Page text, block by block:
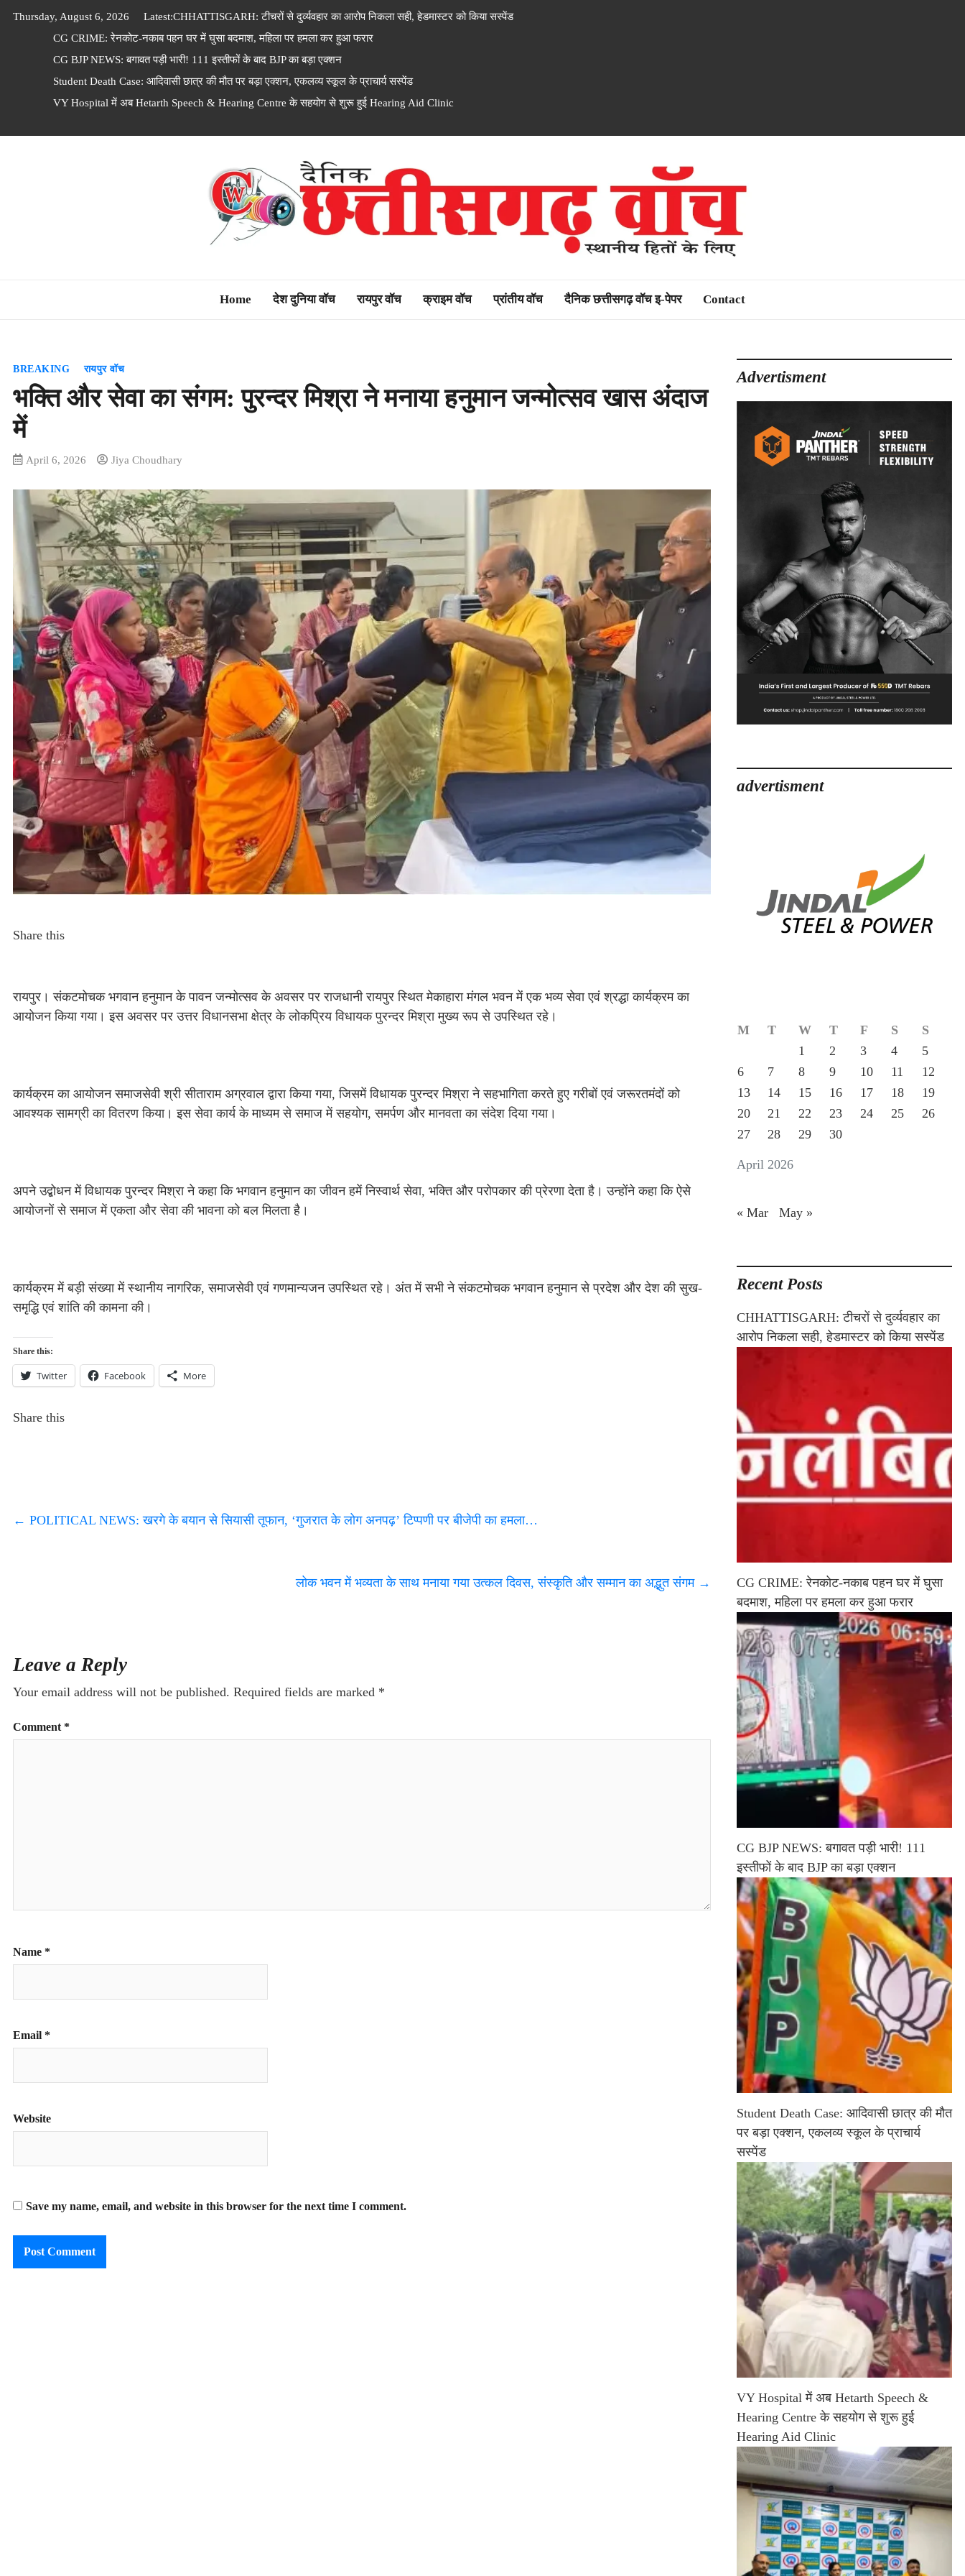
Thursday, August 6, 2026 Latest:CHHATTISGARH: टीचरों से दुर्व्यवहार का आरोप निकला सही, हेडमास्टर को किया सस्पेंड
CG CRIME: रेनकोट-नकाब पहन घर में घुसा बदमाश, महिला पर हमला कर हुआ फरार
CG BJP NEWS: बगावत पड़ी भारी! 111 इस्तीफों के बाद BJP का बड़ा एक्शन
Student Death Case: आदिवासी छात्र की मौत पर बड़ा एक्शन, एकलव्य स्कूल के प्राचार्य सस्पेंड
VY Hospital में अब Hetarth Speech & Hearing Centre के सहयोग से शुरू हुई Hearing Aid Clinic
Dainik Chhattisgarh watch
Home देश दुनिया वॉच रायपुर वॉच क्राइम वॉच प्रांतीय वॉच दैनिक छत्तीसगढ़ वॉच इ-पेपर Contact
BREAKING रायपुर वॉच
भक्ति और सेवा का संगम: पुरन्दर मिश्रा ने मनाया हनुमान जन्मोत्सव खास अंदाज
में
April 6, 2026 Jiya Choudhary
Share this
रायपुर। संकटमोचक भगवान हनुमान के पावन जन्मोत्सव के अवसर पर राजधानी रायपुर स्थित मेकाहारा मंगल भवन में एक भव्य सेवा एवं श्रद्धा कार्यक्रम का
आयोजन किया गया। इस अवसर पर उत्तर विधानसभा क्षेत्र के लोकप्रिय विधायक पुरन्दर मिश्रा मुख्य रूप से उपस्थित रहे।
कार्यक्रम का आयोजन समाजसेवी श्री सीताराम अग्रवाल द्वारा किया गया, जिसमें विधायक पुरन्दर मिश्रा ने सहभागिता करते हुए गरीबों एवं जरूरतमंदों को
आवश्यक सामग्री का वितरण किया। इस सेवा कार्य के माध्यम से समाज में सहयोग, समर्पण और मानवता का संदेश दिया गया।
अपने उद्बोधन में विधायक पुरन्दर मिश्रा ने कहा कि भगवान हनुमान का जीवन हमें निस्वार्थ सेवा, भक्ति और परोपकार की प्रेरणा देता है। उन्होंने कहा कि ऐसे
आयोजनों से समाज में एकता और सेवा की भावना को बल मिलता है।
कार्यक्रम में बड़ी संख्या में स्थानीय नागरिक, समाजसेवी एवं गणमान्यजन उपस्थित रहे। अंत में सभी ने संकटमोचक भगवान हनुमान से प्रदेश और देश की सुख-
समृद्धि एवं शांति की कामना की।
Share this:
Twitter Facebook More
Share this
← POLITICAL NEWS: खरगे के बयान से सियासी तूफान, ‘गुजरात के लोग अनपढ़’ टिप्पणी पर बीजेपी का हमला…
लोक भवन में भव्यता के साथ मनाया गया उत्कल दिवस, संस्कृति और सम्मान का अद्भुत संगम →
Leave a Reply
Your email address will not be published. Required fields are marked *
Comment *
Name *
Email *
Website
Save my name, email, and website in this browser for the next time I comment.
Advertisment
advertisment
April 2026
M T W T F S
S
1
2 3 4
5
6
7 8 9 10 11
12
13
14 15 16 17 18
19
20
21 22 23 24 25
26
27
28 29 30
« Mar May »
Recent Posts
CHHATTISGARH: टीचरों से दुर्व्यवहार का
आरोप निकला सही, हेडमास्टर को किया सस्पेंड
CG CRIME: रेनकोट-नकाब पहन घर में घुसा
बदमाश, महिला पर हमला कर हुआ फरार
CG BJP NEWS: बगावत पड़ी भारी! 111
इस्तीफों के बाद BJP का बड़ा एक्शन
Student Death Case: आदिवासी छात्र की मौत
पर बड़ा एक्शन, एकलव्य स्कूल के प्राचार्य
सस्पेंड
VY Hospital में अब Hetarth Speech &
Hearing Centre के सहयोग से शुरू हुई
Hearing Aid Clinic